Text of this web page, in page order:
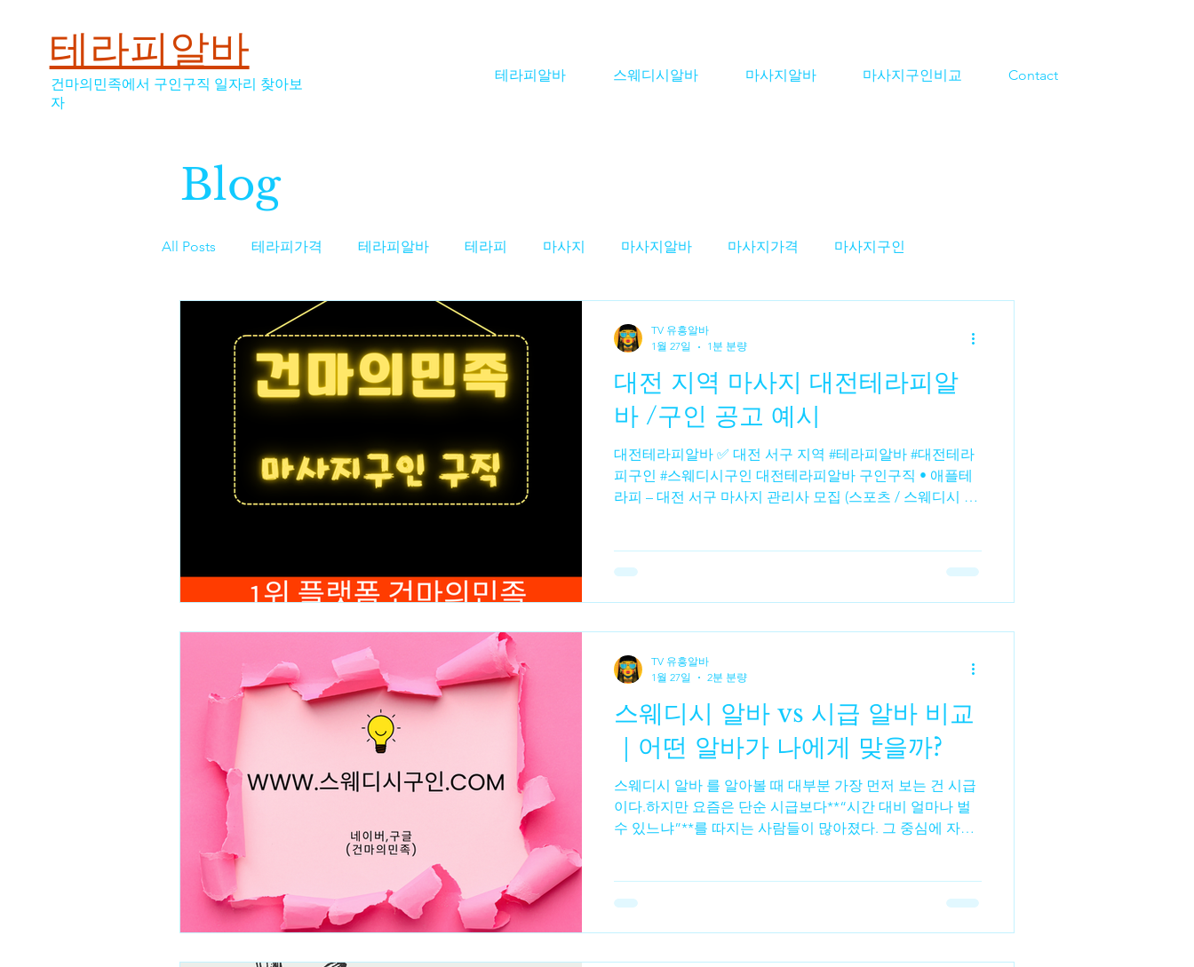
테라피알바
건마의민족에서 구인구직 일자리 찾아보
자
테라피알바 스웨디시알바 마사지알바 마사지구인비교 Contact
Blog
All Posts 테라피가격 테라피알바 테라피 마사지 마사지알바 마사지가격 마사지구인
스웨디시가격 스웨디시알바'
역삼동마사지구인 마사지구인 테라피스트 알바 스웨디시 알바 대전테라피알바 대전마사지알바
테라피스트 알바 스웨디시알바 수수재배 수수심기 수수수확 수수파종 수수비료
대전 지역 마사지 대전테라피알
바 /구인 공고 예시
대전테라피알바 ✅ 대전 서구 지역 #테라피알바 #대전테라
피구인 #스웨디시구인 대전테라피알바 구인구직 • 애플테
라피 – 대전 서구 마사지 관리사 모집 (스포츠 / 스웨디시 포
체 급여 및 조건은 공고 확인 필요 • 대전테라피알바 루비 –
대전 서구 멀티샵 여성 관리사 급구 갯수·만근비·인센 포함
정보 주간·야간 선택 근무 가능 자세한 구인 조건은 문의 필
요 📌 다른 지역 참고 (대전은 아니지만 참고용) 아래 공고들
은 대전 외 지역이지만 마사지/테라피 관련 알바 공고 사례
입니다.• 괴정테라피 – 대전 서구 스웨디시 여성관리사 구
인 (초보·직장
TV 유흥알바
1월 27일
1분 분량
스웨디시 알바 vs 시급 알바 비교
｜어떤 알바가 나에게 맞을까?
스웨디시 알바 를 알아볼 때 대부분 가장 먼저 보는 건 시급
이다.하지만 요즘은 단순 시급보다**“시간 대비 얼마나 벌
수 있느냐”**를 따지는 사람들이 많아졌다. 그 중심에 자주
급여. 반면 스웨디시 알바는✔ 관리 1건당 정산✔ 출근 시간
보다 관리 횟수 가 중요하다. 같은 4시간을 일해도 스웨디시
TV 유흥알바
1월 27일
2분 분량